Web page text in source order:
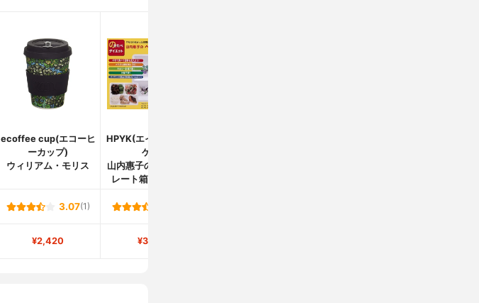
ecoffee cup(エコーヒ
ーカップ)
ウィリアム・モリス
HPYK(エイチピーワイ
ケイ)
山内惠子のヘルシープ
レート箱入りセット
3.07(1)
¥2,420 ¥3,688